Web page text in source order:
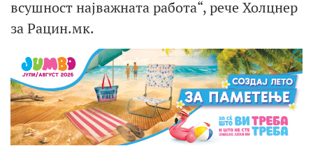
всушност најважната работа“, рече Холцнер
за Рацин.мк.